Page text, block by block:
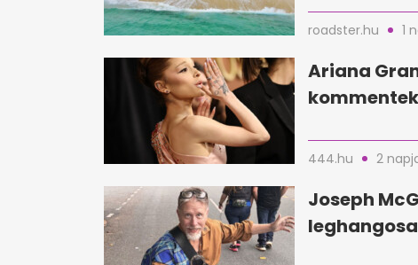
roadster.hu 1
Ariana
444.hu 2
Joseph